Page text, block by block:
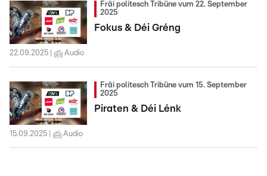
Fräi politesch Tribüne vum 22. September
2025
Fokus & Déi Gréng
22.09.2025 Audio
Fräi politesch Tribüne vum 15. September
2025
Piraten & Déi Lénk
15.09.2025 Audio